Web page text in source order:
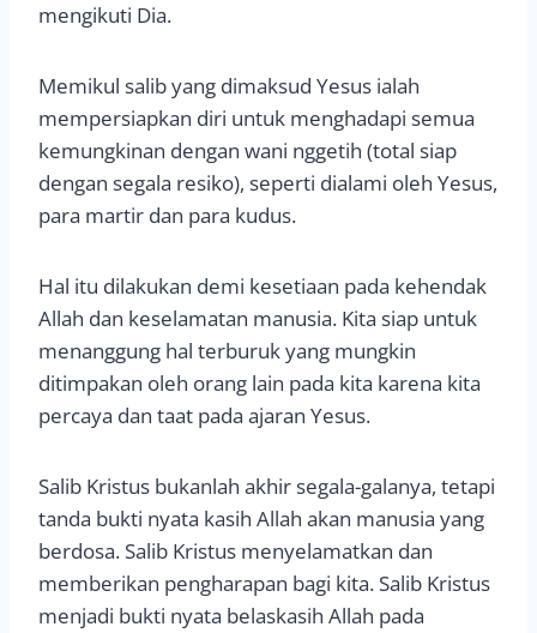
mengikuti Dia.
Memikul salib yang dimaksud Yesus ialah
mempersiapkan diri untuk menghadapi semua
kemungkinan dengan wani nggetih (total siap
dengan segala resiko), seperti dialami oleh Yesus,
para martir dan para kudus.
Hal itu dilakukan demi kesetiaan pada kehendak
Allah dan keselamatan manusia. Kita siap untuk
menanggung hal terburuk yang mungkin
ditimpakan oleh orang lain pada kita karena kita
percaya dan taat pada ajaran Yesus.
Salib Kristus bukanlah akhir segala-galanya, tetapi
tanda bukti nyata kasih Allah akan manusia yang
berdosa. Salib Kristus menyelamatkan dan
memberikan pengharapan bagi kita. Salib Kristus
menjadi bukti nyata belaskasih Allah pada